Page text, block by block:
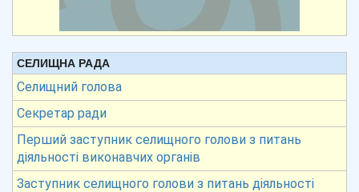
СЕЛИЩНА РАДА
Селищний голова
Секретар ради
Перший заступник селищного голови з питань
діяльності виконавчих органів
Заступник селищного голови з питань діяльності